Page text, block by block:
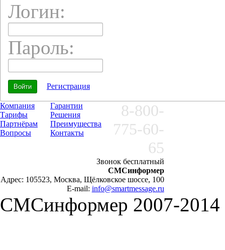
Логин:
Пароль:
Регистрация
Компания
Тарифы
Партнёрам
Вопросы
Гарантии
Решения
Преимущества
Контакты
8-800-
775-60-
65
Звонок бесплатный
СМСинформер
Адрес: 105523, Москва, Щёлковское шоссе, 100
E-mail: info@smartmessage.ru
СМСинформер 2007-2014